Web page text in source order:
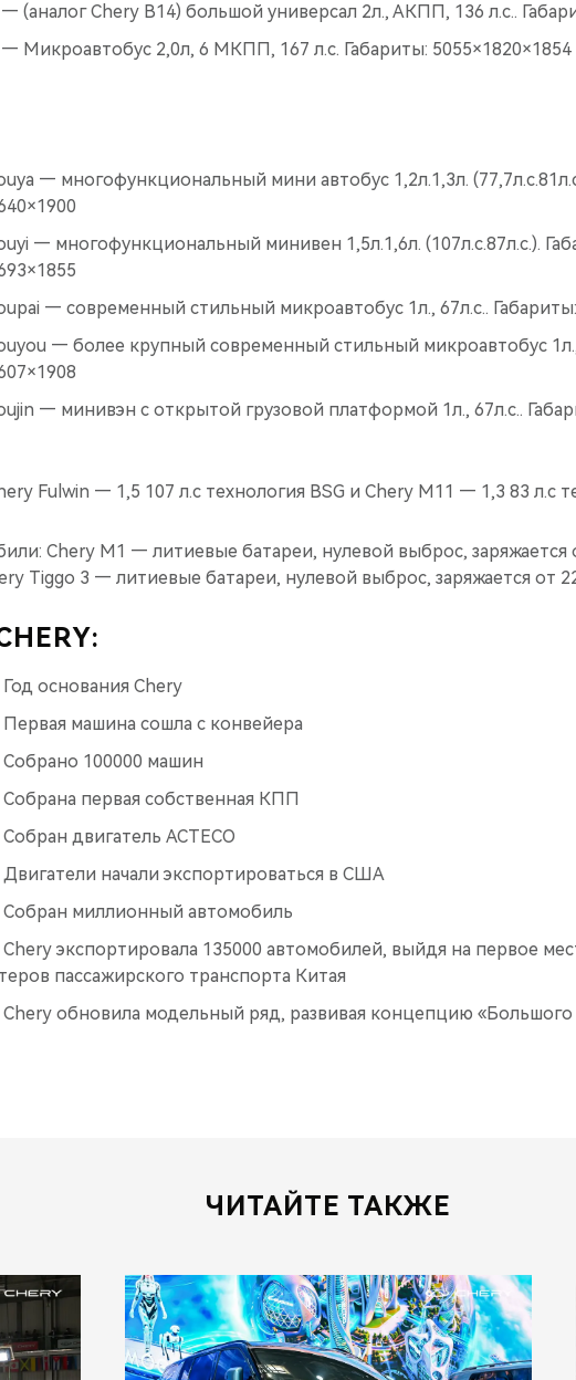
— (аналог Chery В14) большой универсал 2л., АКПП, 136 л.с..
— Микроавтобус 2,0л, 6 МКПП, 167 л.с. Габариты: 5055×1820×1854
— многофункциональный мини автобус 1,2л.1,3л.
— многофункциональный минивен 1,5л.1,6л. (107л.с.87л.с.).
— современный стильный микроавтобус 1л., 67л.с..
— более крупный современный стильный микроавтобус 1л.,
— минивэн с открытой грузовой платформой 1л., 67л.с..
Fulwin — 1,5 107 л.с технология BSG и Chery М11 — 1,3 83 л.с
Chery М1 — литиевые батареи, нулевой выброс, заряжается
Tiggo 3 — литиевые батареи, нулевой выброс, заряжается от
основания Chery
машина сошла с конвейера
100000 машин
первая собственная КПП
двигатель ACTECO
начали экспортироваться в США
миллионный автомобиль
экспортировала 135000 автомобилей, выйдя на первое
пассажирского транспорта Китая
обновила модельный ряд, развивая концепцию «Большого
ЧИТАЙТЕ ТАКЖЕ